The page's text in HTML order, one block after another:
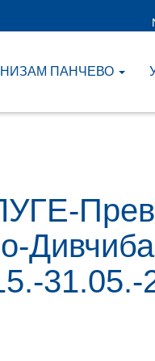
ПАНЧЕВО
31.05.-